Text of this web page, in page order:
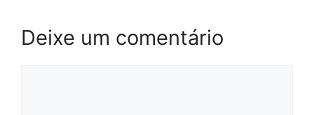
Deixe um comentário